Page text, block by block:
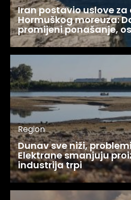
Iran postavio uslove
Hormuškog moreuza:
promijeni ponašanje,
Region
Dunav sve niži,
Elektrane smanjuju
industrija trpi